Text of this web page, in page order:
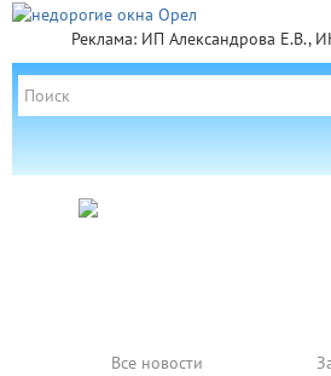
Реклама: ИП Александрова Е.В.,
Все новости